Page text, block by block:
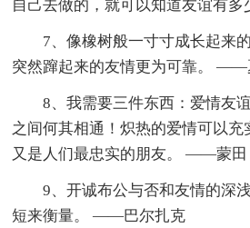
自己去做的，就可以知道友谊有
7、像橡树般一寸寸成长起来
突然蹿起来的友情更为可靠。 ——
8、我需要三件东西：爱情友
之间何其相通！炽热的爱情可以充
又是人们最忠实的朋友。 ——蒙田
9、开诚布公与否和友情的深
短来衡量。 ——巴尔扎克